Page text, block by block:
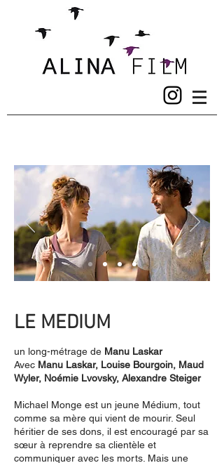
LE MEDIUM
un long-métrage de Manu Laskar
Avec Manu Laskar, Louise Bourgoin, Maud
Wyler, Noémie Lvovsky, Alexandre Steiger
Michael Monge est un jeune Médium, tout
comme sa mère qui vient de mourir. Seul
héritier de ses dons, il est encouragé par sa
sœur à reprendre sa clientèle et
communiquer avec les morts. Mais une